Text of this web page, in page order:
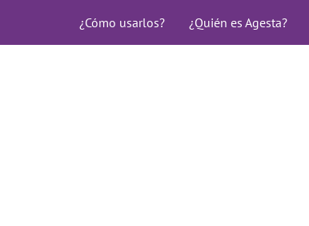
¿Cómo usarlos? ¿Quién es Agesta?